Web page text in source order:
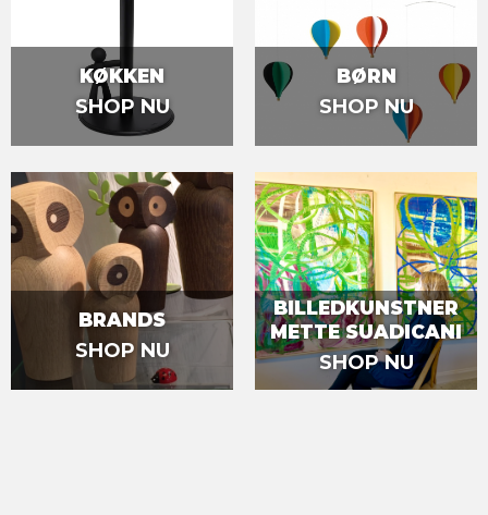
KØKKEN
SHOP NU
BØRN
SHOP NU
BRANDS
SHOP NU
BILLEDKUNSTNER
METTE SUADICANI
SHOP NU